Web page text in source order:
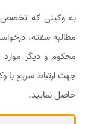
به وکیلی که تخصص
مطالبه سفته،
محکوم و دیگر موارد
جهت ارتباط سریع با
حاصل نمایید.